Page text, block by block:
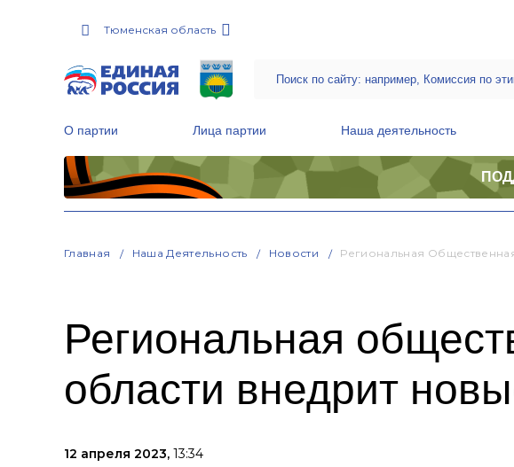
Тюменская область
О партии Лица партии Наша деятельность
Главная Наша Деятельность Новости Региональная
Региональная
области внедрит
12 апреля 2023, 13:34